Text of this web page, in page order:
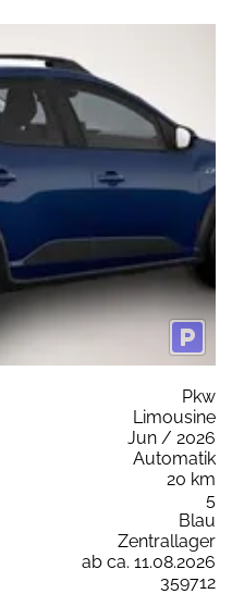
Pkw
Limousine
Jun / 2026
Automatik
20 km
5
Blau
Zentrallager
ab ca. 11.08.2026
359712